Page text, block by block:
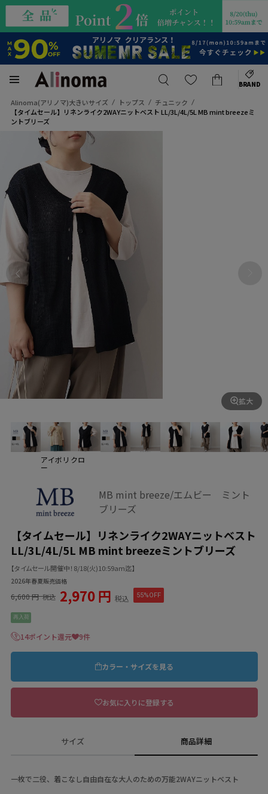
BRAND
Alinoma(アリノマ)大きいサイズ トップス
チュニック
【タイムセール】リネンライク2WAYニットベスト LL/3L/4L/5L MB mint breezeミ
ントブリーズ
拡大
アイボリ
ー
クロ
MB mint breeze/エムビー ミント
ブリーズ
【タイムセール】リネンライク2WAYニットベスト
LL/3L/4L/5L MB mint breezeミントブリーズ
【タイムセール開催中！8/18(火)10:59am迄】
2026年春夏販売価格
6,600 円 税込 2,970 円 税込 55%OFF
再入荷
14ポイント還元 9件
カラー・サイズを見る
お気に入りに登録する
サイズ 商品詳細
一枚で二役、着こなし自由自在な大人のための万能2WAYニットベスト